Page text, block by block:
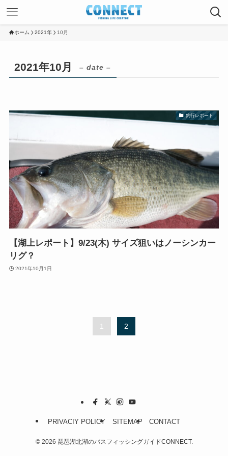
ホーム 2021年 10月
2021年10月 – date –
釣行レポート
【湖上レポート】9/23(木) サイズ狙いはノーシンカー
リグ？
2021年10月1日
1 2
PRIVACIY POLICY SITEMAP CONTACT
©2026 琵琶湖北湖のバスフィッシングガイドCONNECT.